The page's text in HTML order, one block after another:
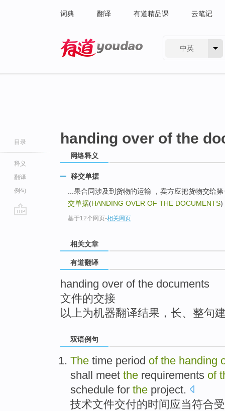
词典 翻译 有道精品课 云笔记
中英
目录
释义
翻译
例句
handing over of the
网络释义
移交单据
...果合同涉及到货物的运输 ，卖方应把货物交给
交单据(HANDING OVER OF THE DOCUMENTS)
基于12个网页-相关网页
相关文章
有道翻译
handing over of the documents
文件的交接
以上为机器翻译结果，长、整句
双语例句
The time period of the handing
shall meet the requirements of
schedule for the project.
技术文件交付的时间应当符合